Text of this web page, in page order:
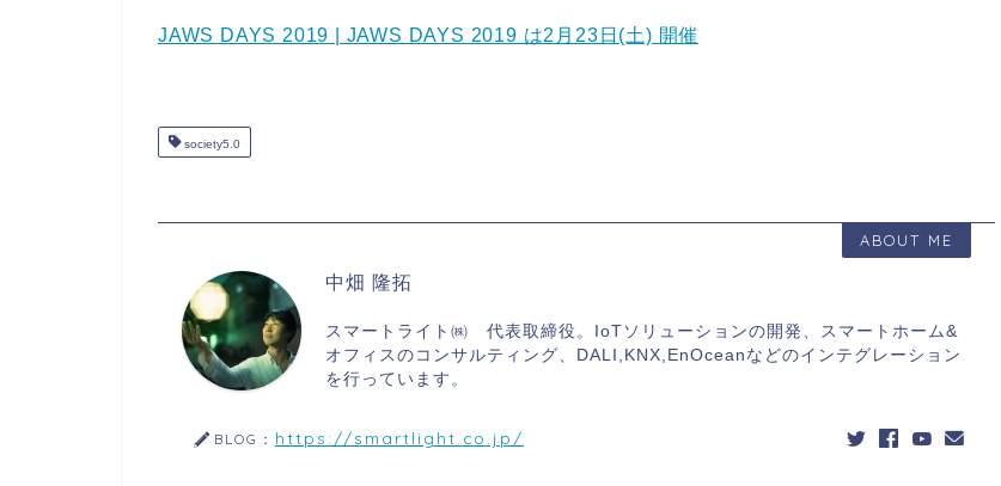
JAWS DAYS 2019 | JAWS DAYS 2019 は2月23日(土) 開催
society5.0
ABOUT ME
中畑 隆拓
スマートライト㈱ 代表取締役。IoTソリューションの開発、スマートホーム&
オフィスのコンサルティング、DALI,KNX,EnOceanなどのインテグレーション
を行っています。
BLOG： https://smartlight.co.jp/